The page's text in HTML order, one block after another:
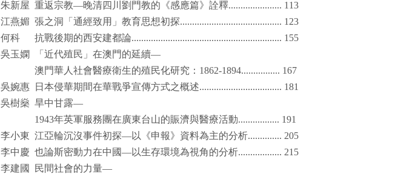
朱新屋 重返宗教—晚清四川劉門教的《感應篇》詮釋...................... 113
江燕媚 張之洞「通經致用」教育思想初探.......................................... 123
何科
抗戰後期的西安建都論.............................................................. 155
吳玉嫻
「近代殖民」在澳門的延續—
澳門華人社會醫療衛生的殖民化研究： 1862-1894................ 167
吳婉惠
日本侵華期間在華戰爭宣傳方式之概述.................................. 181
吳樹燊 旱中甘露—
1943年英軍服務團在廣東台山的賑濟與醫療活動................. 191
李小東 江亞輪沉沒事件初探—以《申報》資料為主的分析.............. 205
李中慶 也論斯密動力在中國—以生存環境為視角的分析.................. 215
李建國
民間社會的力量—